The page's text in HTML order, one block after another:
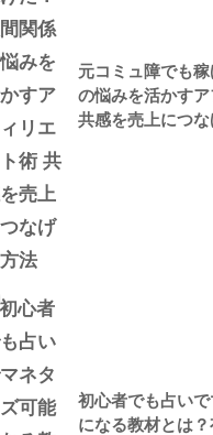
元コミュ障でも
の悩みを活かす
共感を売上につ
初心者でも占い
になる教材とは